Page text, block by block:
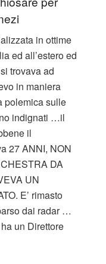
in ottime
ed all’estero ed
trovava ad
in maniera
polemica sulle
indignati …il
il
27 ANNI, NON
DA
UN
E’ rimasto
dai radar …
un Direttore